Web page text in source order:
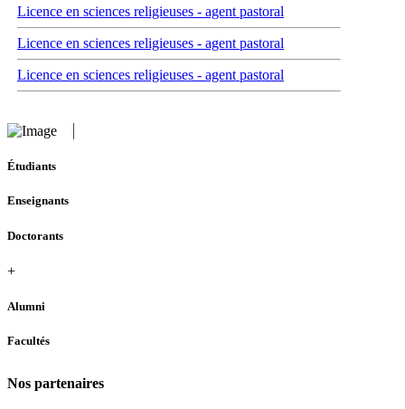
Licence en sciences religieuses - agent pastoral
Licence en sciences religieuses - agent pastoral
Licence en sciences religieuses - agent pastoral
Étudiants
Enseignants
Doctorants
+
Alumni
Facultés
Nos partenaires